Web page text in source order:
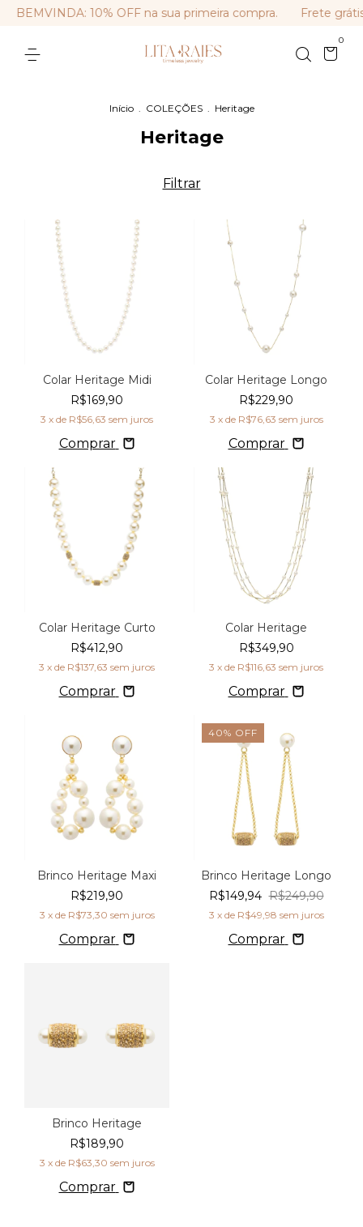
BEMVINDA: 10% OFF na sua primeira compra. Frete
0
Início . COLEÇÕES . Heritage
Heritage
Filtrar
Colar Heritage Midi
R$169,90
3 x de R$56,63 sem juros
Comprar
Colar Heritage Longo
R$229,90
3 x de R$76,63 sem juros
Comprar
Colar Heritage Curto
R$412,90
3 x de R$137,63 sem juros
Comprar
Colar Heritage
R$349,90
3 x de R$116,63 sem juros
Comprar
Brinco Heritage Maxi
R$219,90
3 x de R$73,30 sem juros
Comprar
40% OFF
Brinco Heritage Longo
R$149,94 R$249,90
3 x de R$49,98 sem juros
Comprar
Brinco Heritage
R$189,90
3 x de R$63,30 sem juros
Comprar